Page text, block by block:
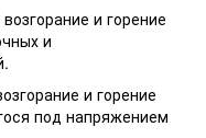
и горение
и
и горение
под напряжением